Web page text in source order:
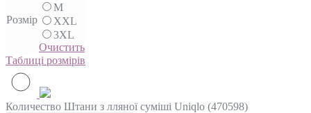
Розмір
M
XXL
3XL
Очистить
Таблиці розмірів
Количество Штани з лляної суміші Uniqlo (470598)